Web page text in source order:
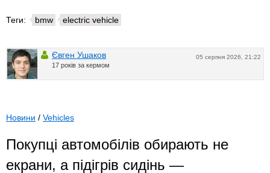
Теги: bmw electric vehicle
05 серпня 2026, 21:22
Євген Ушаков
17 років за кермом
Новини / Vehicles
Покупці автомобілів обирають не
екрани, а підігрів сидінь —